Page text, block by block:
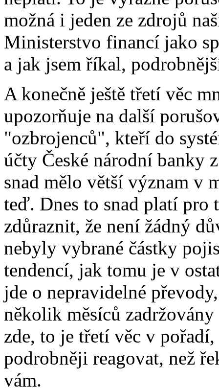
možná i jeden ze zdrojů
Ministerstvo financí jako
a jak jsem říkal,
A konečně ještě třetí věc
upozorňuje na další
"ozbrojenců", kteří do
účty České národní banky
snad mělo větší význam v
teď. Dnes to snad platí
zdůraznit, že není žádný
nebyly vybrané částky
tendencí, jak tomu je v
jde o nepravidelné
několik měsíců
zde, to je třetí věc v
podrobněji reagovat, než
vám.